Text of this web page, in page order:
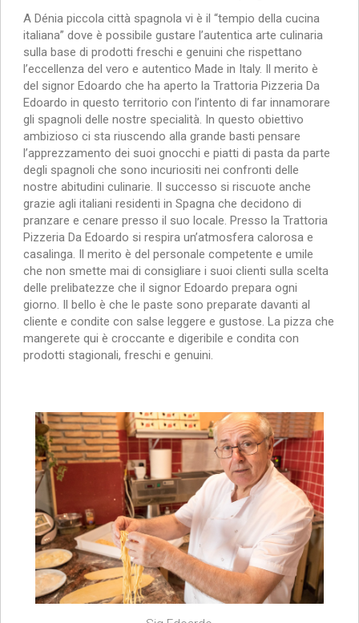
A Dénia piccola città spagnola vi è il “tempio della cucina
italiana” dove è possibile gustare l’autentica arte culinaria
sulla base di prodotti freschi e genuini che rispettano
l’eccellenza del vero e autentico Made in Italy. Il merito è
del signor Edoardo che ha aperto la Trattoria Pizzeria Da
Edoardo in questo territorio con l’intento di far innamorare
gli spagnoli delle nostre specialità. In questo obiettivo
ambizioso ci sta riuscendo alla grande basti pensare
l’apprezzamento dei suoi gnocchi e piatti di pasta da parte
degli spagnoli che sono incuriositi nei confronti delle
nostre abitudini culinarie. Il successo si riscuote anche
grazie agli italiani residenti in Spagna che decidono di
pranzare e cenare presso il suo locale. Presso la Trattoria
Pizzeria Da Edoardo si respira un’atmosfera calorosa e
casalinga. Il merito è del personale competente e umile
che non smette mai di consigliare i suoi clienti sulla scelta
delle prelibatezze che il signor Edoardo prepara ogni
giorno. Il bello è che le paste sono preparate davanti al
cliente e condite con salse leggere e gustose. La pizza che
mangerete qui è croccante e digeribile e condita con
prodotti stagionali, freschi e genuini.